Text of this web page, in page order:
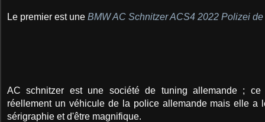
Le premier est une BMW AC Schnitzer ACS4 2022 Polizei
AC schnitzer est une société de tuning allemande ;
réellement un véhicule de la police allemande mais elle a
sérigraphie et d'être magnifique.